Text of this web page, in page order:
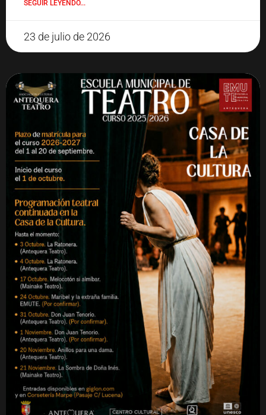
SEGUIR LEYENDO...
23 de julio de 2026